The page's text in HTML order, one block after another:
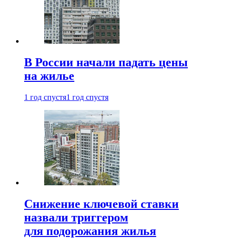
В России начали падать цены
на жилье
1 год спустя1 год спустя
Снижение ключевой ставки
назвали триггером
для подорожания жилья